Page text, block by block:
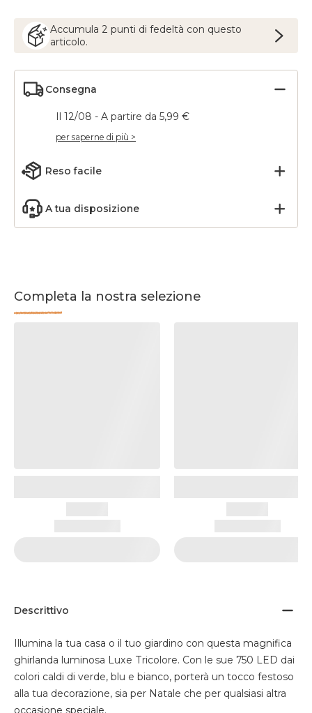
Accumula 2 punti di fedeltà con questo
articolo.
Consegna
Il 12/08 - A partire da 5,99 €
per saperne di più >
Reso facile
A tua disposizione
Completa la nostra selezione
Descrittivo
Illumina la tua casa o il tuo giardino con questa magnifica
ghirlanda luminosa Luxe Tricolore. Con le sue 750 LED dai
colori caldi di verde, blu e bianco, porterà un tocco festoso
alla tua decorazione, sia per Natale che per qualsiasi altra
occasione speciale.